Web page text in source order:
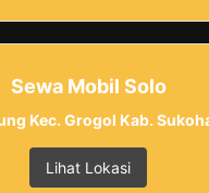
Sewa Mobil Solo
Kec. Grogol Kab.
Lihat Lokasi